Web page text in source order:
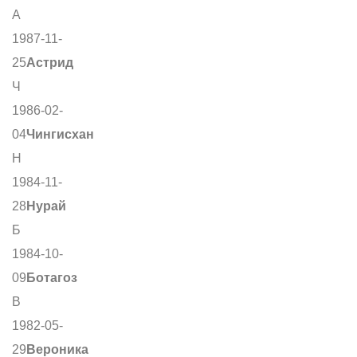
А
1987-11-
25Астрид
Ч
1986-02-
04Чингисхан
Н
1984-11-
28 Нурай
Б
1984-10-
09 Ботагоз
В
1982-05-
29 Вероника